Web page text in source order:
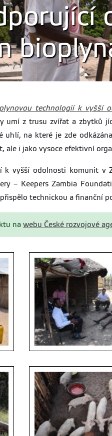
technologií k vyšší
umí z trusu zvířat a zbytků
uhlí, na které je zde
ale i jako vysoce efektivní
k vyšší odolnosti komunit v
– Keepers Zambia
technickou a finanční
na webu České rozvojové